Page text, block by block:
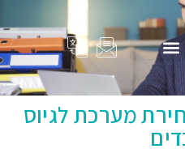
מערכת לגיוס